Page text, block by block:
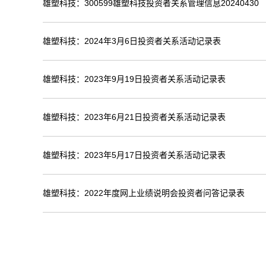
雄塑科技：300599雄塑科技投资者关系管理信息20240430
雄塑科技：2024年3月6日投资者关系活动记录表
雄塑科技：2023年9月19日投资者关系活动记录表
雄塑科技：2023年6月21日投资者关系活动记录表
雄塑科技：2023年5月17日投资者关系活动记录表
雄塑科技：2022年度网上业绩说明会投资者问答记录表